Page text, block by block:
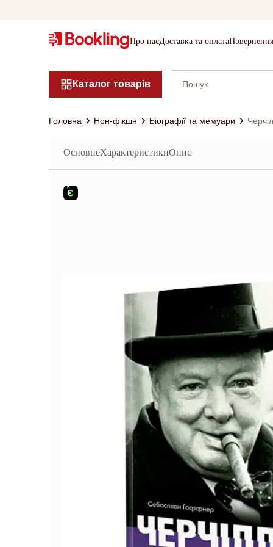
Про насДоставка та оплата
Каталог товарів
Головна Нон-фікшн Біографії та мемуари
ОсновнеХарактеристикиОпис